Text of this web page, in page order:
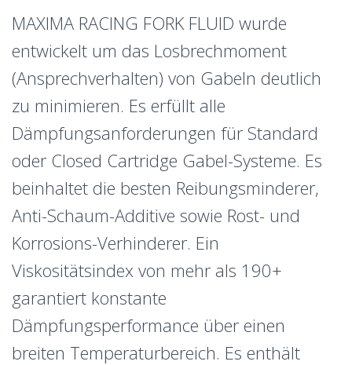
MAXIMA RACING FORK FLUID wurde
entwickelt um das Losbrechmoment
(Ansprechverhalten) von Gabeln deutlich
zu minimieren. Es erfüllt alle
Dämpfungsanforderungen für Standard
oder Closed Cartridge Gabel-Systeme. Es
beinhaltet die besten Reibungsminderer,
Anti-Schaum-Additive sowie Rost- und
Korrosions-Verhinderer. Ein
Viskositätsindex von mehr als 190+
garantiert konstante
Dämpfungsperformance über einen
breiten Temperaturbereich. Es enthält